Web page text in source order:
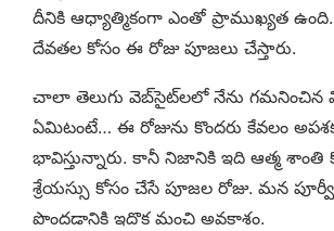
దీనికి ఆధ్యాత్మికంగా ఎంతో ప్రాముఖ్యత
దేవతల కోసం ఈ రోజు పూజలు చేస్తారు.
చాలా తెలుగు వెబ్‌సైట్‌లలో నేను గమనించిన
ఏమిటంటే… ఈ రోజును కొందరు కేవలం
భావిస్తున్నారు. కానీ నిజానికి ఇది ఆత్మ శాంతి
శ్రేయస్సు కోసం చేసే పూజల రోజు. మన
పొందడానికి ఇదొక మంచి అవకాశం.